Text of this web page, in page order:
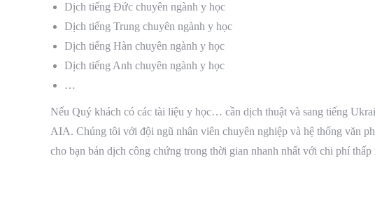
Dịch tiếng Đức chuyên ngành y học
Dịch tiếng Trung chuyên ngành y học
Dịch tiếng Hàn chuyên ngành y học
Dịch tiếng Anh chuyên ngành y học
…
Nếu Quý khách có các tài liệu y học… cần dịch thuật và sang tiếng
AIA. Chúng tôi với đội ngũ nhân viên chuyên nghiệp và hệ thống văn
cho bạn bản dịch công chứng trong thời gian nhanh nhất với chi phí thấp